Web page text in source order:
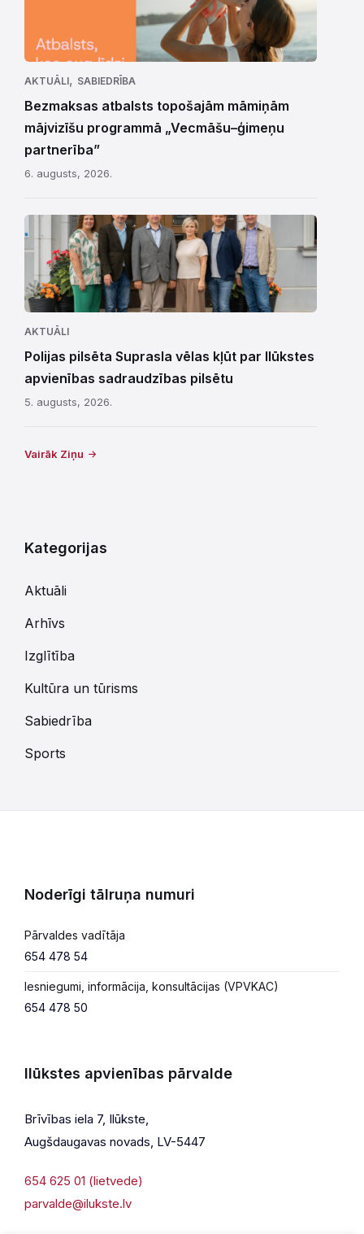
AKTUĀLI, SABIEDRĪBA
Bezmaksas atbalsts topošajām māmiņām
mājvizīšu programmā „Vecmāšu–ģimeņu
partnerība”
6. augusts, 2026.
AKTUĀLI
Polijas pilsēta Suprasla vēlas kļūt par Ilūkstes
apvienības sadraudzības pilsētu
5. augusts, 2026.
Vairāk Ziņu
Kategorijas
Aktuāli
Arhīvs
Izglītība
Kultūra un tūrisms
Sabiedrība
Sports
Noderīgi tālruņa numuri
Pārvaldes vadītāja
654 478 54
Iesniegumi, informācija, konsultācijas (VPVKAC)
654 478 50
Ilūkstes apvienības pārvalde
Brīvības iela 7, Ilūkste,
Augšdaugavas novads, LV-5447
654 625 01 (lietvede)
parvalde@ilukste.lv